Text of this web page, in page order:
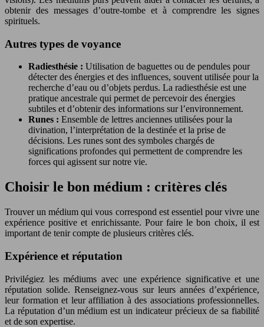
obtenir des messages d’outre-tombe et à comprendre les signes
spirituels.
Autres types de voyance
Radiesthésie : Utilisation de baguettes ou de pendules pour
détecter des énergies et des influences, souvent utilisée pour la
recherche d’eau ou d’objets perdus. La radiesthésie est une
pratique ancestrale qui permet de percevoir des énergies
subtiles et d’obtenir des informations sur l’environnement.
Runes : Ensemble de lettres anciennes utilisées pour la
divination, l’interprétation de la destinée et la prise de
décisions. Les runes sont des symboles chargés de
significations profondes qui permettent de comprendre les
forces qui agissent sur notre vie.
Choisir le bon médium : critères clés
Trouver un médium qui vous correspond est essentiel pour vivre une
expérience positive et enrichissante. Pour faire le bon choix, il est
important de tenir compte de plusieurs critères clés.
Expérience et réputation
Privilégiez les médiums avec une expérience significative et une
réputation solide. Renseignez-vous sur leurs années d’expérience,
leur formation et leur affiliation à des associations professionnelles.
La réputation d’un médium est un indicateur précieux de sa fiabilité
et de son expertise.